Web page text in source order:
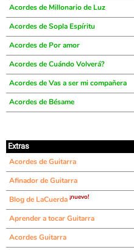
Acordes de Millonario de Luz
Acordes de Sopla Espíritu
Acordes de Por amor
Acordes de Cuándo Volverá?
Acordes de Vas a ser mi compañera
Acordes de Bésame
Extras
Acordes de Guitarra
Afinador de Guitarra
Blog de LaCuerda ¡nuevo!
Aprender a tocar Guitarra
Acordes Guitarra